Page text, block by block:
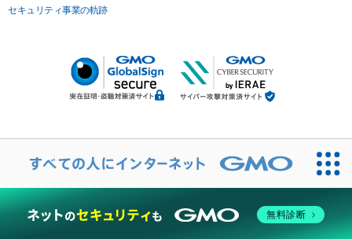
セキュリティ事業の軌跡
無料診断